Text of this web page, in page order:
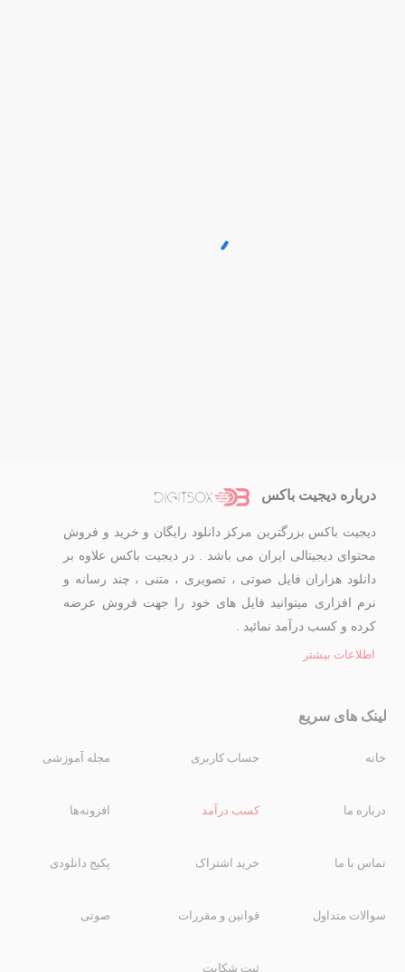
درباره دیجیت باکس
دیجیت باکس بزرگترین مرکز دانلود رایگان و خرید و فروش
محتوای دیجیتالی ایران می باشد . در دیجیت باکس علاوه بر
دانلود هزاران فایل صوتی ، تصویری ، متنی ، چند رسانه و
نرم افزاری میتوانید فایل های خود را جهت فروش عرضه
کرده و کسب درآمد نمائید .
اطلاعات بیشتر
لینک های سریع
خانه
درباره ما
تماس با ما
سوالات متداول
حساب کاربری
کسب درآمد
خرید اشتراک
قوانین و مقررات
ثبت شکایت
مجله آموزشی
افزونه‌ها
پکیج دانلودی
صوتی